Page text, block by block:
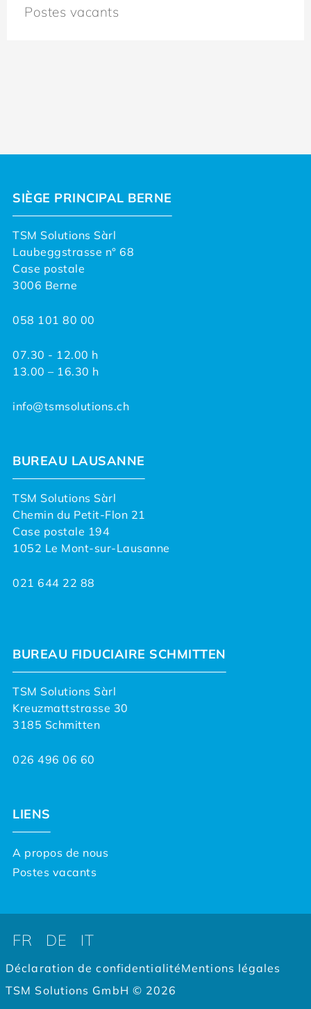
Postes vacants
SIÈGE PRINCIPAL BERNE
TSM Solutions Sàrl
Laubeggstrasse n° 68
Case postale
3006 Berne
058 101 80 00
07.30 - 12.00 h
13.00 – 16.30 h
info@tsmsolutions.ch
BUREAU LAUSANNE
TSM Solutions Sàrl
Chemin du Petit-Flon 21
Case postale 194
1052 Le Mont-sur-Lausanne
021 644 22 88
BUREAU FIDUCIAIRE SCHMITTEN
TSM Solutions Sàrl
Kreuzmattstrasse 30
3185 Schmitten
026 496 06 60
LIENS
A propos de nous
Postes vacants
FR DE IT
Déclaration de confidentialitéMentions légales
TSM Solutions GmbH © 2026